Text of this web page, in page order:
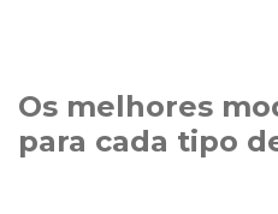
Os melhores
para cada tipo